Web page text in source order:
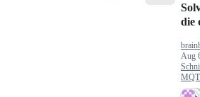
die
Aug